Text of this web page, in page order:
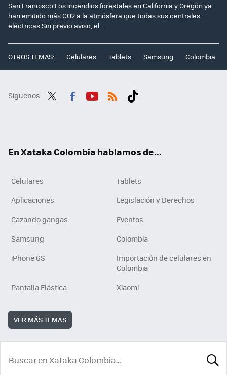
San Francisco:Los incendios forestales en California y Oregón ya
han emitido más CO2 a la atmósfera que todas sus centrales
eléctricas.Sin previo aviso, el..
OTROS TEMAS: Celulares Tablets Samsung Colombia
Síguenos
En Xataka Colombia hablamos de...
Celulares
Tablets
Aplicaciones
Legislación y Derechos
Cazando gangas
Eventos
Samsung
Colombia
iPhone 6S
Importación de celulares en
Colombia
Pantalla Elástica
Xiaomi
VER MÁS TEMAS